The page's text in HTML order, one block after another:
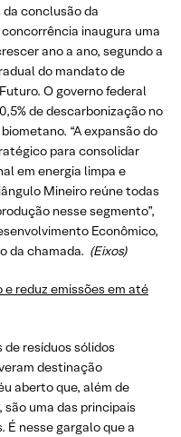
conclusão da
inaugura uma
ano a ano, segundo a
do mandato de
O governo federal
de descarbonização no
“A expansão do
para consolidar
em energia limpa e
Mineiro reúne todas
nesse segmento”,
Econômico,
da chamada. (Eixos)
reduz emissões em até
de resíduos sólidos
destinação
aberto que, além de
uma das principais
É nesse gargalo que a